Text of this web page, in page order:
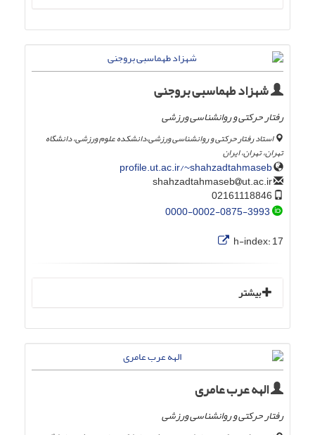
شهزاد طهماسبی بروجنی
رفتار حرکتی و روانشناسی ورزشی
استاد رفتار حرکتی و روانشناسی ورزشی،دانشکده علوم ورزشی، دانشگاه
تهران، تهران، ایران
profile.ut.ac.ir/~shahzadtahmaseb
ut.ac.ir
0000-0002-0875-3993
h-index:17
بیشتر
الهه عرب عامری
رفتار حرکتی و روانشناسی ورزشی